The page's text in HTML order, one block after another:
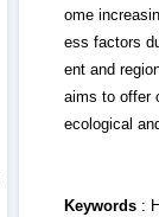
ome
ess factors
ent and
aims to offer
ecological
Keywords: